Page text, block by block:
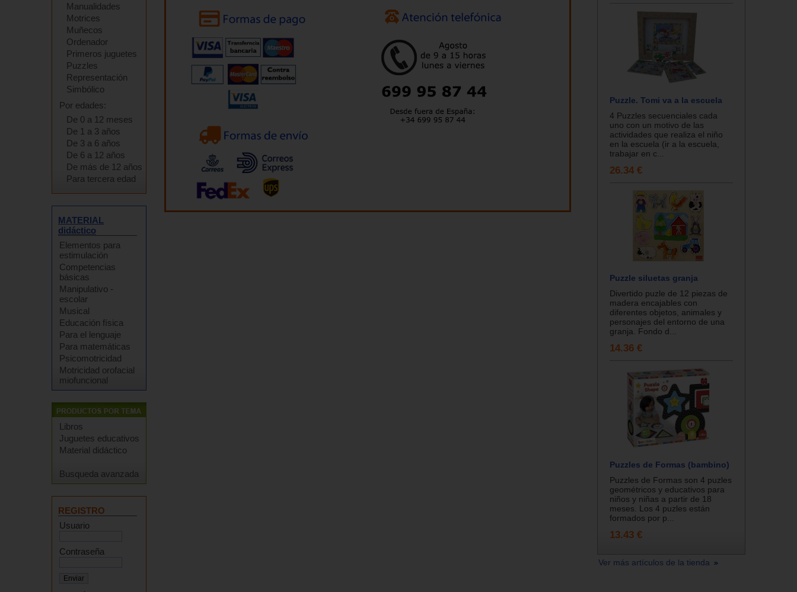
Manualidades
Motrices
Muñecos
Ordenador
Primeros juguetes
Puzzles
Representación
Simbólico
Por edades:
De 0 a 12 meses
De 1 a 3 años
De 3 a 6 años
De 6 a 12 años
De más de 12 años
Para tercera edad
MATERIAL
didáctico
Elementos para
estimulación
Competencias
básicas
Manipulativo -
escolar
Musical
Educación física
Para el lenguaje
Para matemáticas
Psicomotricidad
Motricidad orofacial
miofuncional
Libros
Juguetes educativos
Material didáctico
Busqueda avanzada
REGISTRO
Usuario
Contraseña
Puzzle. Tomi va a la escuela
4 Puzzles secuenciales cada
uno con un motivo de las
actividades que realiza el niño
en la escuela (ir a la escuela,
trabajar en c...
26.34 €
Puzzle siluetas granja
Divertido puzle de 12 piezas de
madera encajables con
diferentes objetos, animales y
personajes del entorno de una
granja. Fondo d...
14.36 €
Puzzles de Formas (bambino)
Puzzles de Formas son 4 puzles
geométricos y educativos para
niños y niñas a partir de 18
meses. Los 4 puzles están
formados por p...
13.43 €
Ver más artículos de la tienda